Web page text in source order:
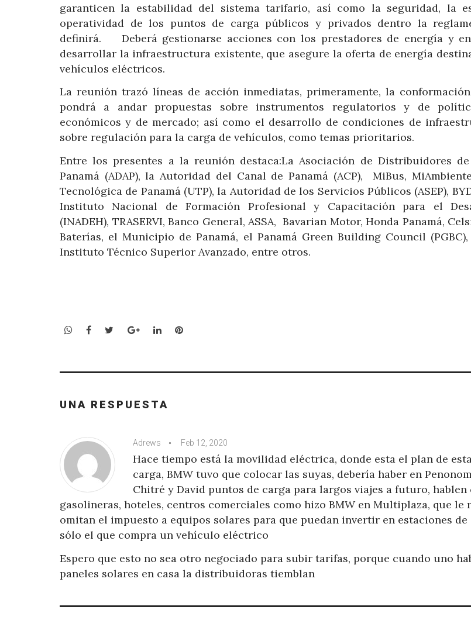
garanticen la estabilidad del sistema tarifario, así como la seguridad, la
operatividad de los puntos de carga públicos y privados dentro la
definirá. Deberá gestionarse acciones con los prestadores de energía y
desarrollar la infraestructura existente, que asegure la oferta de energía
vehículos eléctricos.
La reunión trazó líneas de acción inmediatas, primeramente, la
pondrá a andar propuestas sobre instrumentos regulatorios y de
económicos y de mercado; así como el desarrollo de condiciones de
sobre regulación para la carga de vehículos, como temas prioritarios.
Entre los presentes a la reunión destaca:La Asociación de Distribuidores
Panamá (ADAP), la Autoridad del Canal de Panamá (ACP), MiBus,
Tecnológica de Panamá (UTP), la Autoridad de los Servicios Públicos (ASEP),
Instituto Nacional de Formación Profesional y Capacitación para el
(INADEH), TRASERVI, Banco General, ASSA, Bavarian Motor, Honda Panamá,
Baterías, el Municipio de Panamá, el Panamá Green Building Council
Instituto Técnico Superior Avanzado, entre otros.
WhatsApp
Facebook
TwitterGoogle+LinkedInPinterest
UNA RESPUESTA
Adrews Feb 12, 2020
Hace tiempo está la movilidad eléctrica, donde esta el plan de
carga, BMW tuvo que colocar las suyas, debería haber en
Chitré y David puntos de carga para largos viajes a futuro, hablen
gasolineras, hoteles, centros comerciales como hizo BMW en Multiplaza, que le
omitan el impuesto a equipos solares para que puedan invertir en estaciones de
sólo el que compra un vehículo eléctrico
Espero que esto no sea otro negociado para subir tarifas, porque cuando uno
paneles solares en casa la distribuidoras tiemblan